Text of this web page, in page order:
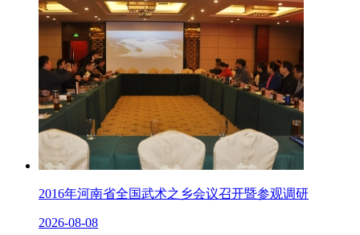
2016年河南省全国武术之乡会议召开暨参观调研
2026-08-08